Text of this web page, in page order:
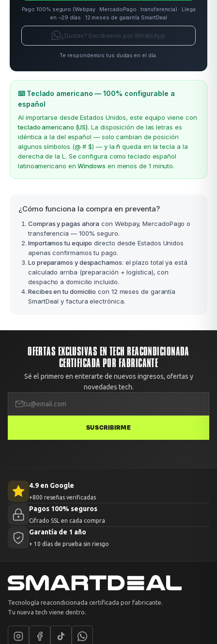
Pago 100% seguro (Webpay · MercadoPago · transferencia) · Llega
en ~29 días · 12 meses de garantía SmartDeal
¿Dudas? Escríbenos por WhatsApp
Te respondemos tus dudas en el día.
⌨️ Teclado americano — 100% configurable a
español
Al importarse desde Estados Unidos, este equipo viene con
teclado americano (US). La disposición de las letras es
idéntica a la del español — solo cambian de posición
algunos símbolos (@ # $) — y lañ queda en la tecla a la
derecha de la L. Se configura como teclado español
latinoamericano enWindows en menos de 1 minuto.
¿Cómo funciona la compra en preventa?
Compras y pagas ahora con Webpay, MercadoPago o
transferencia — 100% seguro.
Importamos tu equipo directo desde Estados Unidos
apenas confirmamos tu pago.
Lo preparamos y despachamos: el plazo total ya está
calculado arriba (preparación + logística), con
despacho a domicilio incluido.
Recibes en tu domicilio con 12 meses de garantía
SmartDeal y factura electrónica.
OFERTAS EXCLUSIVAS EN TECH REACONDICIONADA
CERTIFICADA POR FABRICANTE
Sé el primero en enterarte de nuevos ingresos, ofertas y
novedades tech.
SUSCRIBIRME
4.9 en Google
+800 reseñas verificadas
Pagos 100% seguros
Cifrado SSL en cada compra
Garantía de 1 año
+ 10 días de prueba sin riesgo
Tecnología reacondicionada certificada por fabricante.
Tu nueva tech viene dentro.